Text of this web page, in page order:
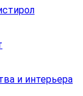
и интерьера